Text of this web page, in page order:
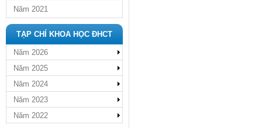
Năm 2021
TẠP CHÍ KHOA HỌC ĐHCT
Năm 2026
Năm 2025
Năm 2024
Năm 2023
Năm 2022